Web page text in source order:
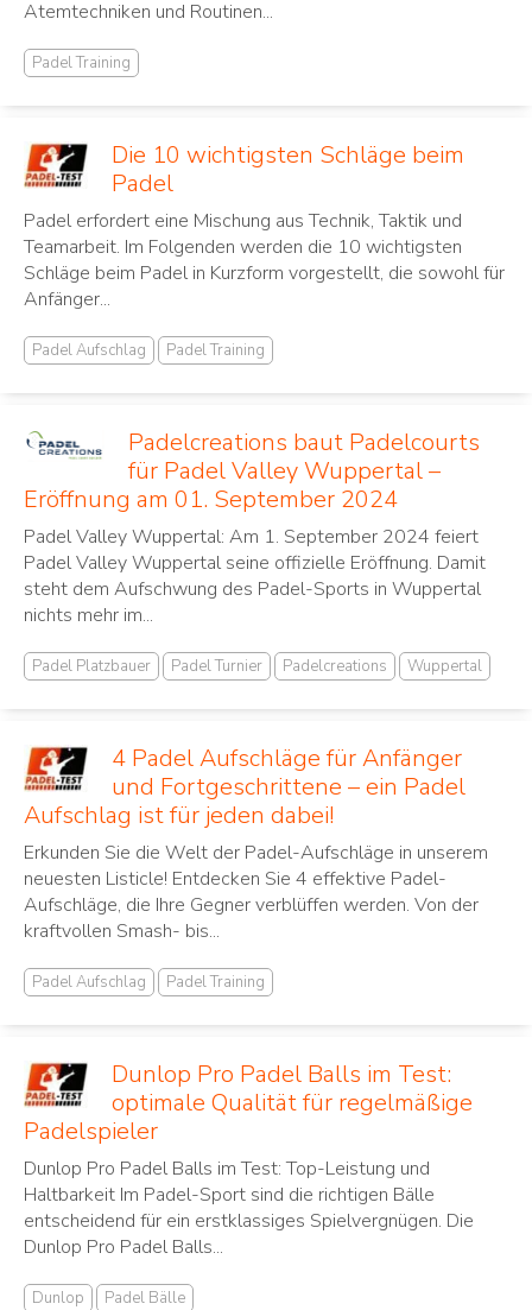
Atemtechniken und Routinen...
Padel Training
Die 10 wichtigsten Schläge beim
Padel
Padel erfordert eine Mischung aus Technik, Taktik und
Teamarbeit. Im Folgenden werden die 10 wichtigsten
Schläge beim Padel in Kurzform vorgestellt, die sowohl für
Anfänger...
Padel Aufschlag Padel Training
Padelcreations baut Padelcourts
für Padel Valley Wuppertal –
Eröffnung am 01. September 2024
Padel Valley Wuppertal: Am 1. September 2024 feiert
Padel Valley Wuppertal seine offizielle Eröffnung. Damit
steht dem Aufschwung des Padel-Sports in Wuppertal
nichts mehr im...
Padel Platzbauer Padel Turnier Padelcreations Wuppertal
4 Padel Aufschläge für Anfänger
und Fortgeschrittene – ein Padel
Aufschlag ist für jeden dabei!
Erkunden Sie die Welt der Padel-Aufschläge in unserem
neuesten Listicle! Entdecken Sie 4 effektive Padel-
Aufschläge, die Ihre Gegner verblüffen werden. Von der
kraftvollen Smash- bis...
Padel Aufschlag Padel Training
Dunlop Pro Padel Balls im Test:
optimale Qualität für regelmäßige
Padelspieler
Dunlop Pro Padel Balls im Test: Top-Leistung und
Haltbarkeit Im Padel-Sport sind die richtigen Bälle
entscheidend für ein erstklassiges Spielvergnügen. Die
Dunlop Pro Padel Balls...
Dunlop Padel Bälle